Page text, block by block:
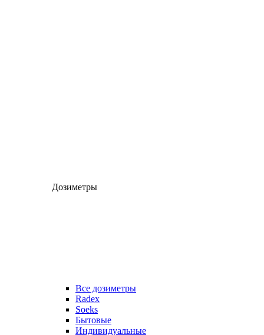
Дозиметры
Все дозиметры
Radex
Soeks
Бытовые
Индивидуальные